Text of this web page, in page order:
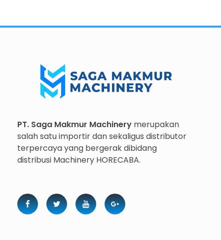
PT. Saga Makmur Machinery merupakan
salah satu importir dan sekaligus distributor
terpercaya yang bergerak dibidang
distribusi Machinery HORECABA.